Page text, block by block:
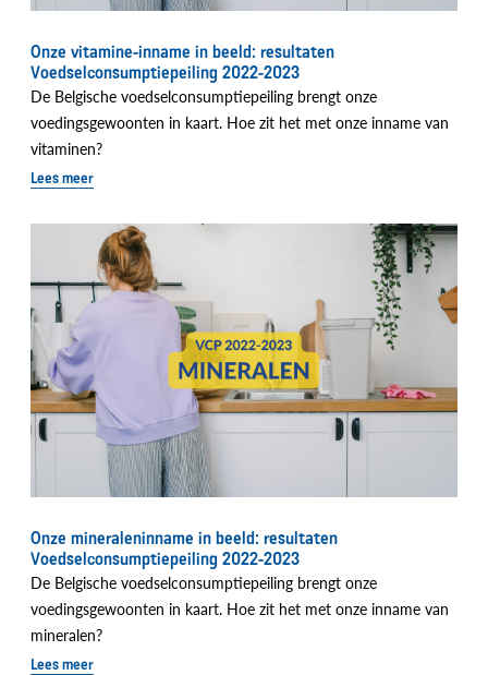
Onze vitamine-inname in beeld: resultaten
Voedselconsumptiepeiling 2022-2023
De Belgische voedselconsumptiepeiling brengt onze
voedingsgewoonten in kaart. Hoe zit het met onze inname van
vitaminen?
Lees meer
Onze mineraleninname in beeld: resultaten
Voedselconsumptiepeiling 2022-2023
De Belgische voedselconsumptiepeiling brengt onze
voedingsgewoonten in kaart. Hoe zit het met onze inname van
mineralen?
Lees meer